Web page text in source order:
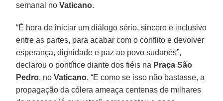
semanal noVaticano.
“É hora de iniciar um diálogo sério, sincero e inclusivo
entre as partes, para acabar com o conflito e devolver
esperança, dignidade e paz ao povo sudanês”,
declarou o pontífice diante dos fiéis na Praça São
Pedro, noVaticano. “E como se isso não bastasse, a
propagação da cólera ameaça centenas de milhares